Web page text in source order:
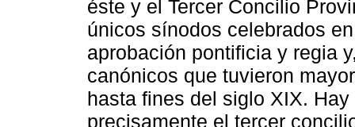
éste y el Tercer Concilio
únicos sínodos celebrados
aprobación pontificia y regia
canónicos que tuvieron
hasta fines del siglo XIX.
precisamente el tercer